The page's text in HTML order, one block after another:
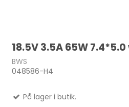
18.5V 3.5A 65W
BWS
048586-H4
På lager i butik.